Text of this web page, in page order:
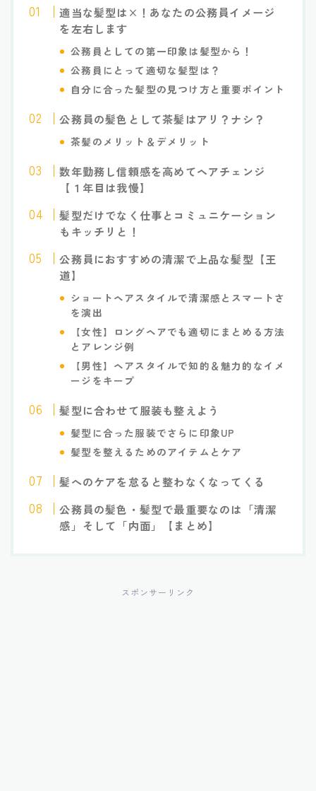
適当な髪型は×！あなたの公務員イメージ
を左右します
公務員としての第一印象は髪型から！
公務員にとって適切な髪型は？
自分に合った髪型の見つけ方と重要ポイント
公務員の髪色として茶髪はアリ？ナシ？
茶髪のメリット＆デメリット
数年勤務し信頼感を高めてヘアチェンジ
【１年目は我慢】
髪型だけでなく仕事とコミュニケーション
もキッチリと！
公務員におすすめの清潔で上品な髪型【王
道】
ショートヘアスタイルで清潔感とスマートさ
を演出
【女性】ロングヘアでも適切にまとめる方法
とアレンジ例
【男性】ヘアスタイルで知的＆魅力的なイメ
ージをキープ
髪型に合わせて服装も整えよう
髪型に合った服装でさらに印象UP
髪型を整えるためのアイテムとケア
髪へのケアを怠ると整わなくなってくる
公務員の髪色・髪型で最重要なのは「清潔
感」そして「内面」【まとめ】
スポンサーリンク